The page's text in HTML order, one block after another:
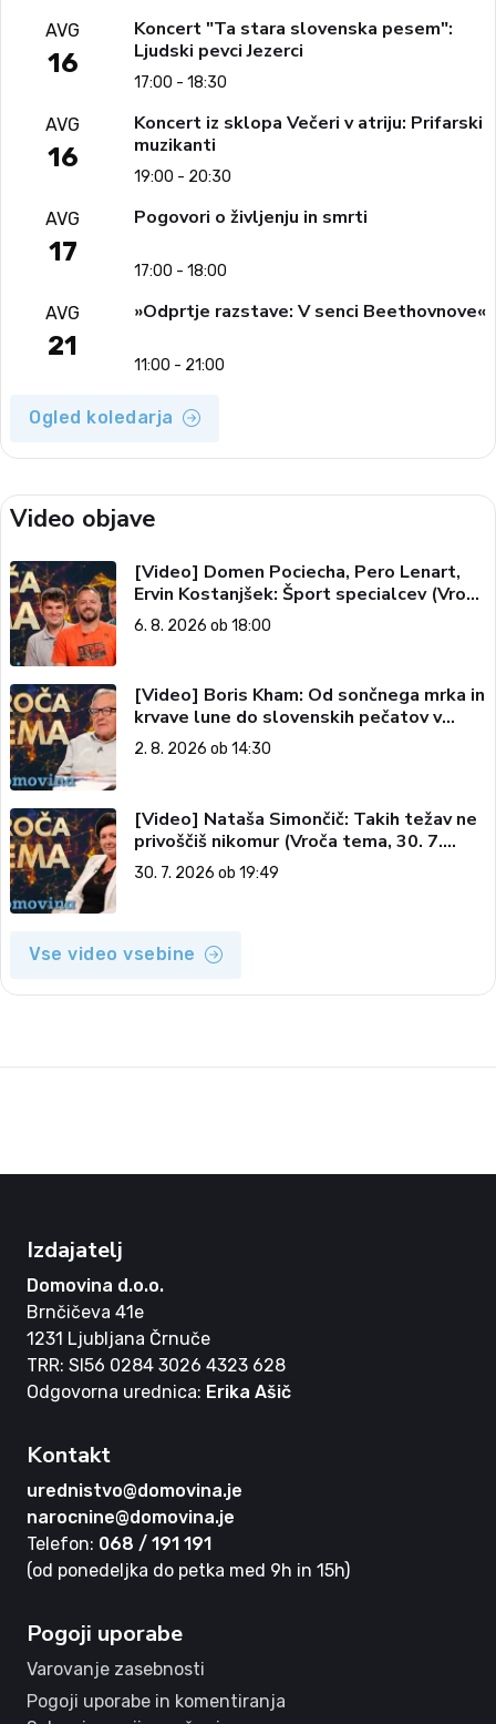
AVG
16
Koncert "Ta stara slovenska pesem":
Ljudski pevci Jezerci
17:00 - 18:30
AVG
16
Koncert iz sklopa Večeri v atriju: Prifarski
muzikanti
19:00 - 20:30
AVG
17
Pogovori o življenju in smrti
17:00 - 18:00
AVG
21
»Odprtje razstave: V senci Beethovnove«
11:00 - 21:00
Ogled koledarja
Video objave
[Video] Domen Pociecha, Pero Lenart,
Ervin Kostanjšek: Šport specialcev (Vroča
tema, 6. 8. 2026)
6. 8. 2026 ob 18:00
[Video] Boris Kham: Od sončnega mrka in
krvave lune do slovenskih pečatov v
vesolju (Vroča tema, 2. 8. 2026)
2. 8. 2026 ob 14:30
[Video] Nataša Simončič: Takih težav ne
privoščiš nikomur (Vroča tema, 30. 7.
2026)
30. 7. 2026 ob 19:49
Vse video vsebine
Izdajatelj
Domovina d.o.o.
Brnčičeva 41e
1231 Ljubljana Črnuče
TRR: SI56 0284 3026 4323 628
Odgovorna urednica: Erika Ašič
Kontakt
urednistvo@domovina.je
narocnine@domovina.je
Telefon: 068 / 191 191
(od ponedeljka do petka med 9h in 15h)
Pogoji uporabe
Varovanje zasebnosti
Pogoji uporabe in komentiranja